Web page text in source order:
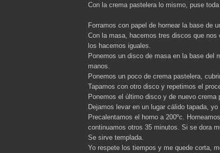
Con la crema pastelera lo mismo, puse
Forramos con papel de hornear la base de
Con la masa, hacemos tres discos que
los hacemos iguales.
Ponemos un disco de masa en la base del
manos.
Ponemos un poco de crema pastelera,
Tapamos con otro disco y repetimos el
Ponemos el último disco y de nuevo crema
Dejamos levar en un lugar cálido tapada,
Precalentamos el horno a 200ºc.
continuamos otros 35 minutos. Si se dora
Se sirve templada.
Yo respete los tiempos y me quede corta,